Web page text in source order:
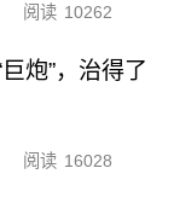
阅读 10262
炮”，治得了
阅读 16028